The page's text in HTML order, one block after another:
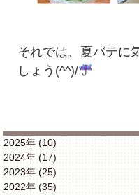
それでは、夏バテに
しょう(^^)/
2025年 (10)
2024年 (17)
2023年 (25)
2022年 (35)